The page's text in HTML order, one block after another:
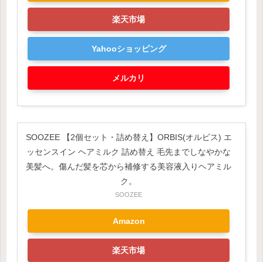
楽天市場
Yahooショッピング
メルカリ
SOOZEE 【2個セット・詰め替え】ORBIS(オルビス) エ
ッセンスイン ヘアミルク 詰め替え 毛先までしなやかな
美髪へ。傷んだ髪を芯から補修する美容液入りヘアミル
ク。
SOOZEE
Amazon
楽天市場